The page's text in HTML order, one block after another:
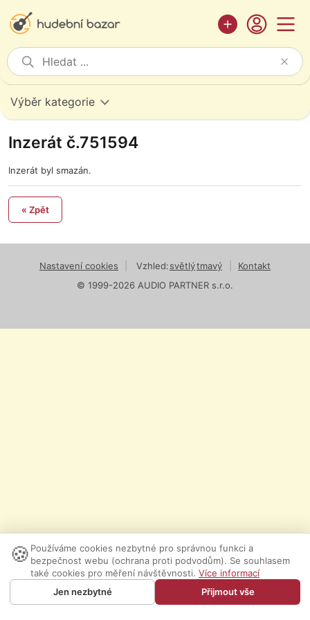
Výběr kategorie
Inzerát č.751594
Inzerát byl smazán.
« Zpět
Nastavení cookies Vzhled:světlýtmavý
Kontakt
© 1999-2026 AUDIO PARTNER s.r.o.
🍪 Používáme cookies nezbytné pro správnou funkci a
bezpečnost webu (ochrana proti podvodům). Se souhlasem
také cookies pro měření návštěvnosti. Více informací
Jen nezbytné
Přijmout vše